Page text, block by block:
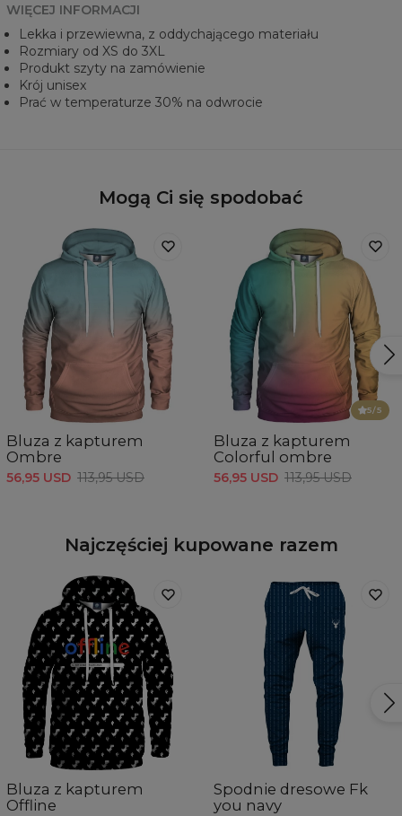
WIĘCEJ INFORMACJI
Lekka i przewiewna, z oddychającego materiału
Rozmiary od XS do 3XL
Produkt szyty na zamówienie
Krój unisex
Prać w temperaturze 30% na odwrocie
Mogą Ci się spodobać
Bluza z kapturem
Ombre
56,95 USD 113,95 USD
5/5
Bluza z kapturem
Colorful ombre
56,95 USD 113,95 USD
Najczęściej kupowane razem
Bluza z kapturem
Offline
Spodnie dresowe Fk
you navy